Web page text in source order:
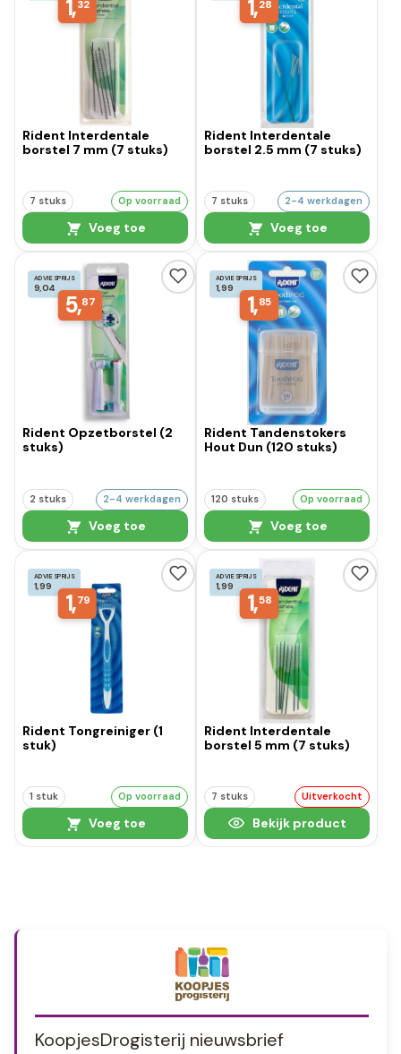
1,32
Rident Interdentale
borstel 7 mm (7 stuks)
7 stuks Op voorraad
Voeg toe
1,28
Rident Interdentale
borstel 2.5 mm (7 stuks)
7 stuks 2-4 werkdagen
Voeg toe
ADVIESPRIJS
9,04
5,87
Rident Opzetborstel (2
stuks)
2 stuks 2-4 werkdagen
Voeg toe
ADVIESPRIJS
1,99
1,85
Rident Tandenstokers
Hout Dun (120 stuks)
120 stuks Op voorraad
Voeg toe
ADVIESPRIJS
1,99
1,79
Rident Tongreiniger (1
stuk)
1 stuk Op voorraad
Voeg toe
ADVIESPRIJS
1,99
1,58
Rident Interdentale
borstel 5 mm (7 stuks)
7 stuks Uitverkocht
Bekijk product
KoopjesDrogisterij nieuwsbrief